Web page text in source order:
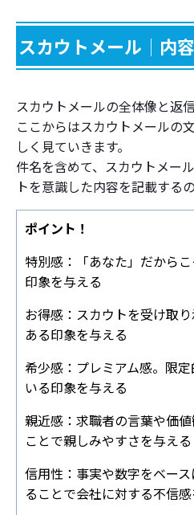
スカウトメール│内
スカウトメールの全体像と返
ここからはスカウトメールの
しく見ていきます。
件名を含めて、スカウトメー
トを意識した内容を記載する
ポイント！
特別感：「あなた」だから
印象を与える
お得感：スカウトを受け取
ある印象を与える
希少感：プレミアム感。限
いる印象を与える
親近感：求職者の言葉や価
ことで親しみやすさを与える
信用性：事実や数字をベー
ることで会社に対する不信